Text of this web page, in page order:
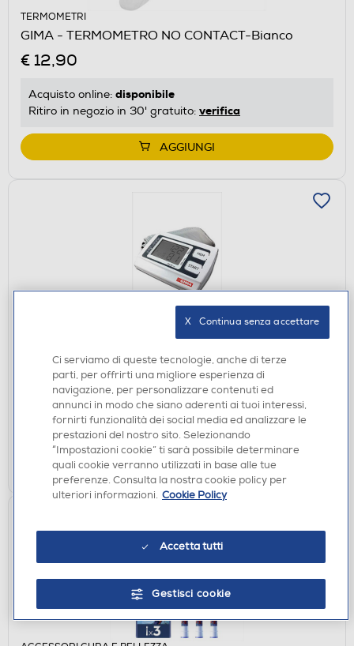
TERMOMETRI
GIMA - TERMOMETRO NO CONTACT-Bianco
€ 12,90
Acquisto online: disponibile
Ritiro in negozio in 30' gratuito: verifica
AGGIUNGI
€ 24,49
Acquisto online:disponibile
Ritiro in negozio:non disponibile
AGGIUNGI
Ci serviamo di queste tecnologie, anche di terze
parti, per offrirti una migliore esperienza di
navigazione, per personalizzare contenuti ed
annunci in modo che siano aderenti ai tuoi interessi,
fornirti funzionalità dei social media ed analizzare le
prestazioni del nostro sito. Selezionando
“Impostazioni cookie” ti sarà possibile determinare
quali cookie verranno utilizzati in base alle tue
preferenze. Consulta la nostra cookie policy per
ulteriori informazioni. Cookie Policy
Accetta tutti
Gestisci cookie
X   Continua senza accettare